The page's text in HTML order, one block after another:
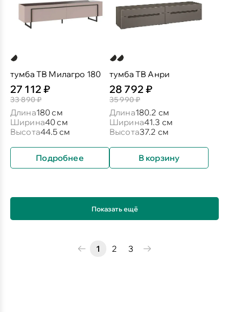
тумба ТВ Милагро 180
27 112 ₽
33 890 ₽
Длина180 см
Ширина40 см
Высота44.5 см
Подробнее
тумба ТВ Анри
28 792 ₽
35 990 ₽
Длина180.2 см
Ширина41.3 см
Высота37.2 см
В корзину
Показать ещё
1 2 3